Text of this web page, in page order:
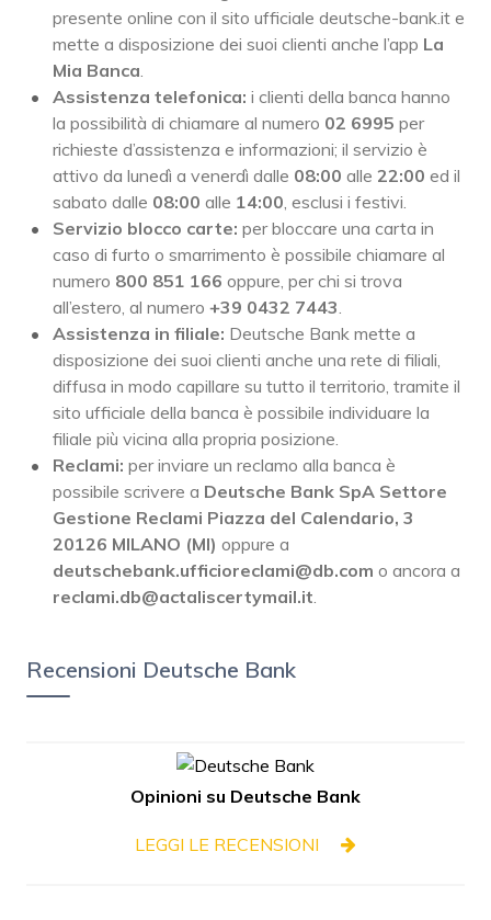
presente online con il sito ufficiale deutsche-bank.it e
mette a disposizione dei suoi clienti anche l’app La
Mia Banca.
Assistenza telefonica: i clienti della banca hanno
la possibilità di chiamare al numero 02 6995 per
richieste d’assistenza e informazioni; il servizio è
attivo da lunedì a venerdì dalle 08:00 alle 22:00 ed il
sabato dalle 08:00 alle 14:00, esclusi i festivi.
Servizio blocco carte: per bloccare una carta in
caso di furto o smarrimento è possibile chiamare al
numero 800 851 166 oppure, per chi si trova
all’estero, al numero +39 0432 7443.
Assistenza in filiale: Deutsche Bank mette a
disposizione dei suoi clienti anche una rete di filiali,
diffusa in modo capillare su tutto il territorio, tramite il
sito ufficiale della banca è possibile individuare la
filiale più vicina alla propria posizione.
Reclami: per inviare un reclamo alla banca è
possibile scrivere a Deutsche Bank SpA Settore
Gestione Reclami Piazza del Calendario, 3
20126 MILANO (MI) oppure a
deutschebank.ufficioreclami@db.com o ancora a
reclami.db@actaliscertymail.it.
Recensioni Deutsche Bank
Opinioni su Deutsche Bank
LEGGI LE RECENSIONI